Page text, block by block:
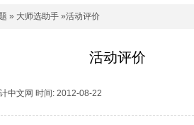
» 大师选助手 »活动评价
活动评价
中文网 时间: 2012-08-22